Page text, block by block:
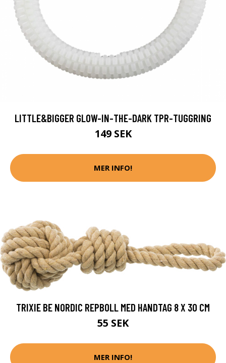
LITTLE&BIGGER GLOW-IN-THE-DARK TPR-TUGGRING
149 SEK
MER INFO!
TRIXIE BE NORDIC REPBOLL MED HANDTAG 8 X 30 CM
55 SEK
MER INFO!